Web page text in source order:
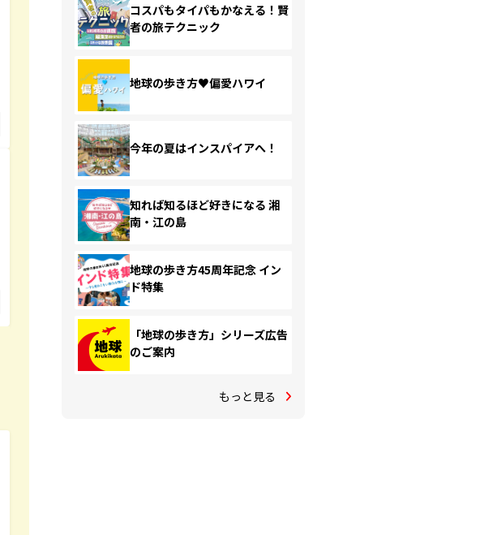
コスパもタイパもかなえる！賢
者の旅テクニック
地球の歩き方♥偏愛ハワイ
今年の夏はインスパイアへ！
知れば知るほど好きになる 湘
南・江の島
地球の歩き方45周年記念 イン
ド特集
「地球の歩き方」シリーズ広告
のご案内
もっと見る